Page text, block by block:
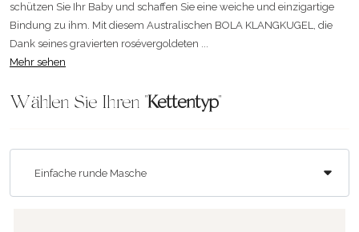
schützen Sie Ihr Baby und schaffen Sie eine weiche und einzigartige
Bindung zu ihm. Mit diesem Australischen BOLA KLANGKUGEL, die
Dank seines gravierten rosévergoldeten ...
Mehr sehen
Wählen Sie Ihren "Kettentyp"